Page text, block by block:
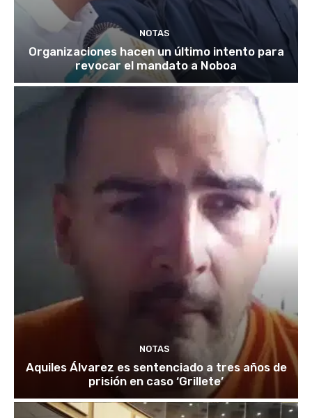
NOTAS
Organizaciones hacen un último intento para
revocar el mandato a Noboa
NOTAS
Aquiles Álvarez es sentenciado a tres años de
prisión en caso ‘Grillete’